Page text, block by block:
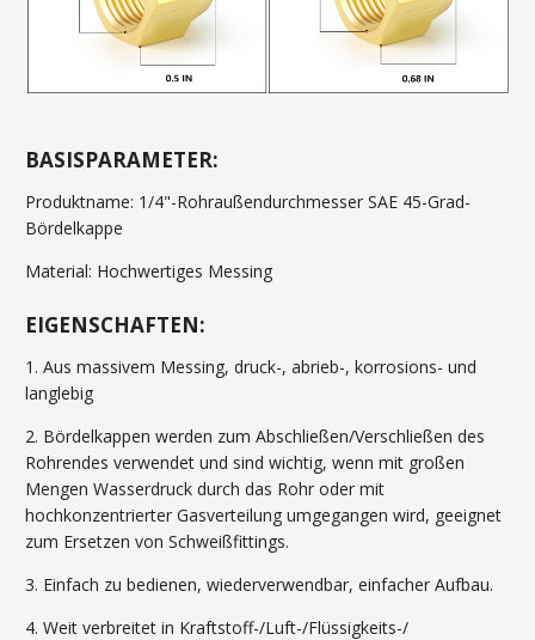
BASISPARAMETER:
Produktname: 1/4"-Rohraußendurchmesser SAE 45-Grad-
Bördelkappe
Material: Hochwertiges Messing
EIGENSCHAFTEN:
1. Aus massivem Messing, druck-, abrieb-, korrosions- und
langlebig
2. Bördelkappen werden zum Abschließen/Verschließen des
Rohrendes verwendet und sind wichtig, wenn mit großen
Mengen Wasserdruck durch das Rohr oder mit
hochkonzentrierter Gasverteilung umgegangen wird, geeignet
zum Ersetzen von Schweißfittings.
3. Einfach zu bedienen, wiederverwendbar, einfacher Aufbau.
4. Weit verbreitet in Kraftstoff-/Luft-/Flüssigkeits-/